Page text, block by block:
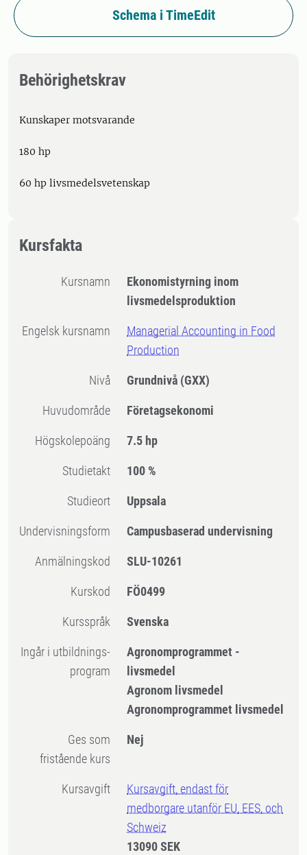
Schema i TimeEdit
Behörighetskrav
Kunskaper motsvarande
180 hp
60 hp livsmedelsvetenskap
Kursfakta
Kursnamn
Ekonomistyrning inom
livsmedelsproduktion
Engelsk kursnamn
Managerial Accounting in Food
Production
Nivå Grundnivå (GXX)
Huvudområde Företagsekonomi
högskolepoäng 7.5 hp
Studietakt 100 %
Studieort Uppsala
Undervisningsform Campusbaserad undervisning
Anmälningskod SLU-10261
Kurskod FÖ0499
Kursspråk Svenska
Ingår i utbildnings-
program
Agronomprogrammet -
livsmedel
Agronom livsmedel
Agronomprogrammet livsmedel
Ges som
fristående kurs
Nej
Kursavgift
Kursavgift, endast för
medborgare utanför EU, EES, och
Schweiz
13090 SEK